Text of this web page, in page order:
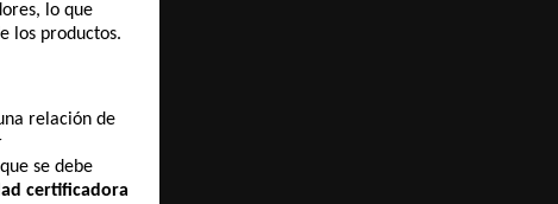
lo que
los productos.
relación de
se debe
certificadora